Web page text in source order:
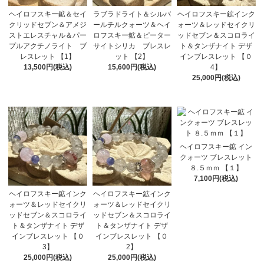
ヘイロフスキー鉱＆セイ
クリッドセブン＆アメジ
ストエレスチャル＆パー
プルアクチノライト ブ
レスレット 【1】
13,500円(税込)
ラブラドライト＆シルバ
ールチルクォーツ＆ヘイ
ロフスキー鉱＆ピーター
サイトシリカ ブレスレ
ット 【2】
15,600円(税込)
ヘイロフスキー鉱インク
ォーツ＆レッドセイクリ
ッドセブン＆スコロライ
ト＆タンザナイト デザ
インブレスレット 【０
4】
25,000円(税込)
ヘイロフスキー鉱インク
ォーツ＆レッドセイクリ
ッドセブン＆スコロライ
ト＆タンザナイト デザ
インブレスレット 【０
3】
25,000円(税込)
ヘイロフスキー鉱インク
ォーツ＆レッドセイクリ
ッドセブン＆スコロライ
ト＆タンザナイト デザ
インブレスレット 【０
2】
25,000円(税込)
ヘイロフスキー鉱 イン
クォーツ ブレスレット
８.５ｍｍ 【１】
7,100円(税込)